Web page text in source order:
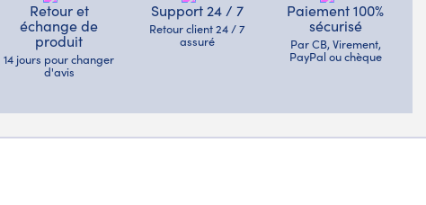
Retour et
échange de
produit
14 jours pour changer
d'avis
Support 24 / 7
Retour client 24 / 7
assuré
Paiement 100%
sécurisé
Par CB, Virement,
PayPal ou chèque